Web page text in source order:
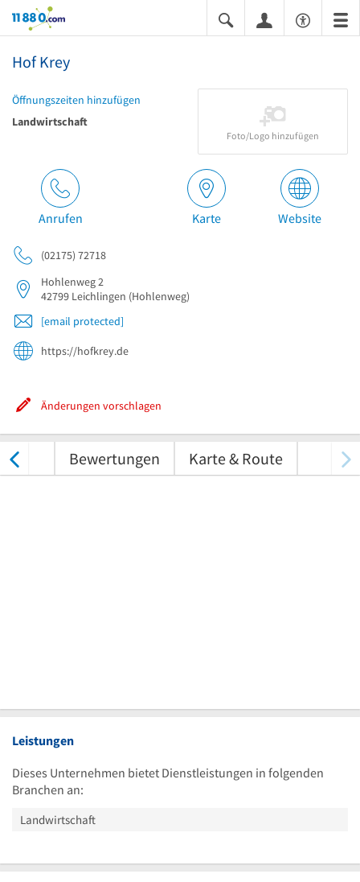
11880.com
Hof Krey
Öffnungszeiten hinzufügen
Landwirtschaft
Foto/Logo hinzufügen
Anrufen Karte Website
(02175) 72718
Hohlenweg 2
42799 Leichlingen (Hohlenweg)
[email protected]
https://hofkrey.de
Änderungen vorschlagen
Bewertungen Karte & Route
Leistungen
Dieses Unternehmen bietet Dienstleistungen in folgenden
Branchen an:
Landwirtschaft